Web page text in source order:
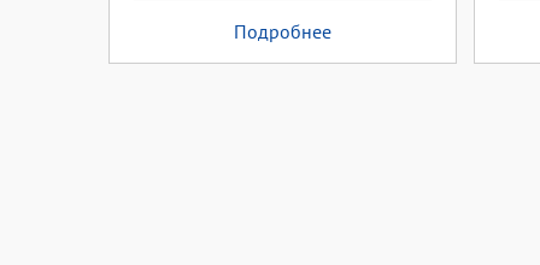
Подробнее